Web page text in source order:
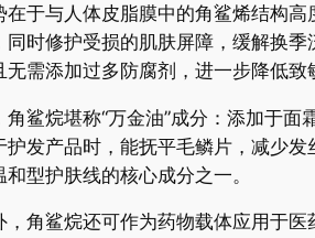
在于与人体皮脂膜中的角鲨烯结构
同时修护受损的肌肤屏障，缓解换
无需添加过多防腐剂，进一步降低致
角鲨烷堪称“万金油”成分：添加于
护发产品时，能抚平毛鳞片，减少
型护肤线的核心成分之一。
，角鲨烷还可作为药物载体应用于